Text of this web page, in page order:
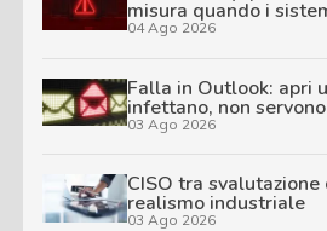
misura quando i
04 Ago 2026
Falla in Outlook: apri
infettano, non
03 Ago 2026
CISO tra
realismo industriale
03 Ago 2026